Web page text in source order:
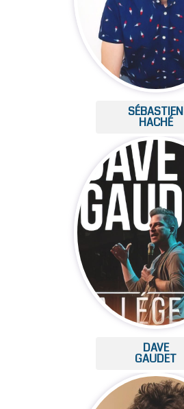
SÉBASTIEN
HACHÉ
DAVE
GAUDET